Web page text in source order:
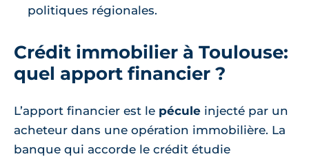
politiques régionales.
Crédit immobilier à Toulouse:
quel apport financier ?
L’apport financier est le pécule injecté par un
acheteur dans une opération immobilière. La
banque qui accorde le crédit étudie